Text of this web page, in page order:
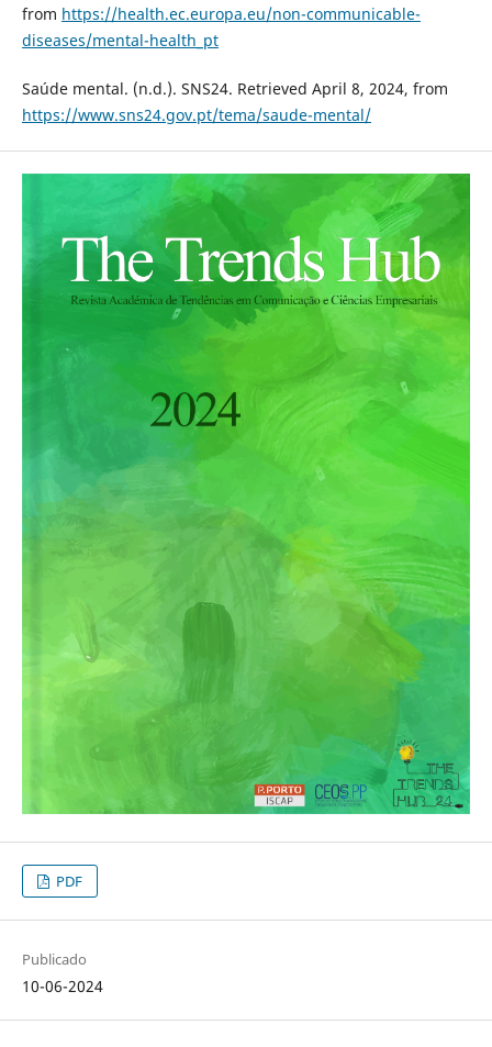
from https://health.ec.europa.eu/non-communicable-
diseases/mental-health_pt
Saúde mental. (n.d.). SNS24. Retrieved April 8, 2024, from
https://www.sns24.gov.pt/tema/saude-mental/
PDF
Publicado
10-06-2024